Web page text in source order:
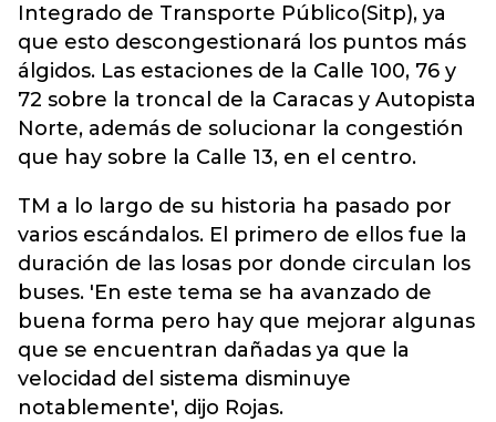
Integrado de Transporte Público(Sitp), ya
que esto descongestionará los puntos más
álgidos. Las estaciones de la Calle 100, 76 y
72 sobre la troncal de la Caracas y Autopista
Norte, además de solucionar la congestión
que hay sobre la Calle 13, en el centro.
TM a lo largo de su historia ha pasado por
varios escándalos. El primero de ellos fue la
duración de las losas por donde circulan los
buses. 'En este tema se ha avanzado de
buena forma pero hay que mejorar algunas
que se encuentran dañadas ya que la
velocidad del sistema disminuye
notablemente', dijo Rojas.